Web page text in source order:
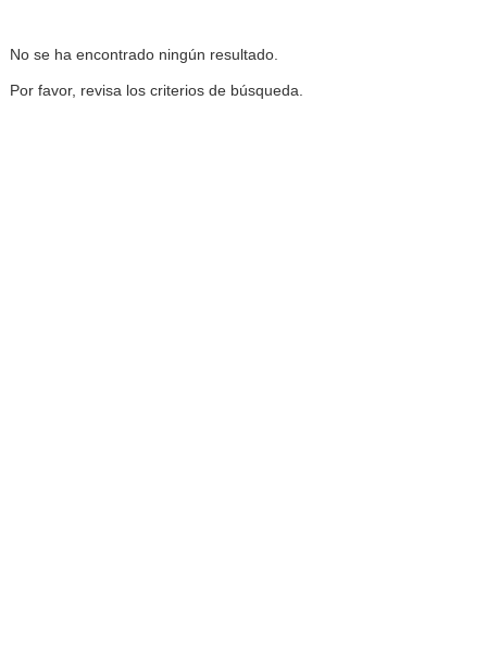
No se ha encontrado ningún resultado.
Por favor, revisa los criterios de búsqueda.